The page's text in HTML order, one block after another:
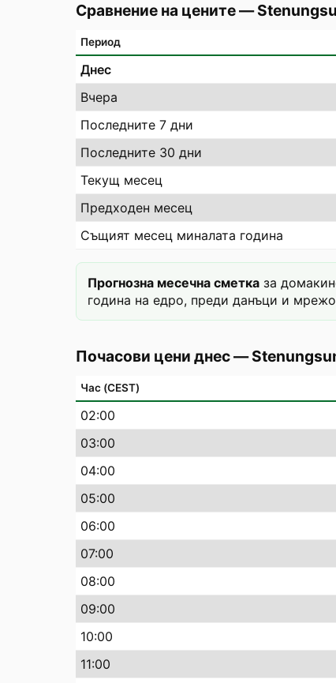
Сравнение на цените—
Период
Днес
Вчера
Последните 7 дни
Последните 30 дни
Текущ месец
Предходен месец
Същият месец миналата година
Прогнозна месечна сметка за
година на едро, преди данъци и
Почасови цени днес—
Час (CEST)
02:00
03:00
04:00
05:00
06:00
07:00
08:00
09:00
10:00
11:00